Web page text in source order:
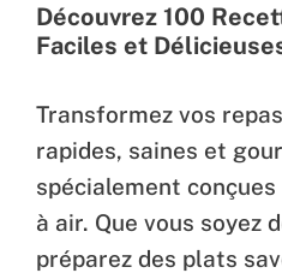
Découvrez 100
Faciles et
Transformez vos
rapides, saines et
spécialement
à air. Que vous soyez
préparez des plats